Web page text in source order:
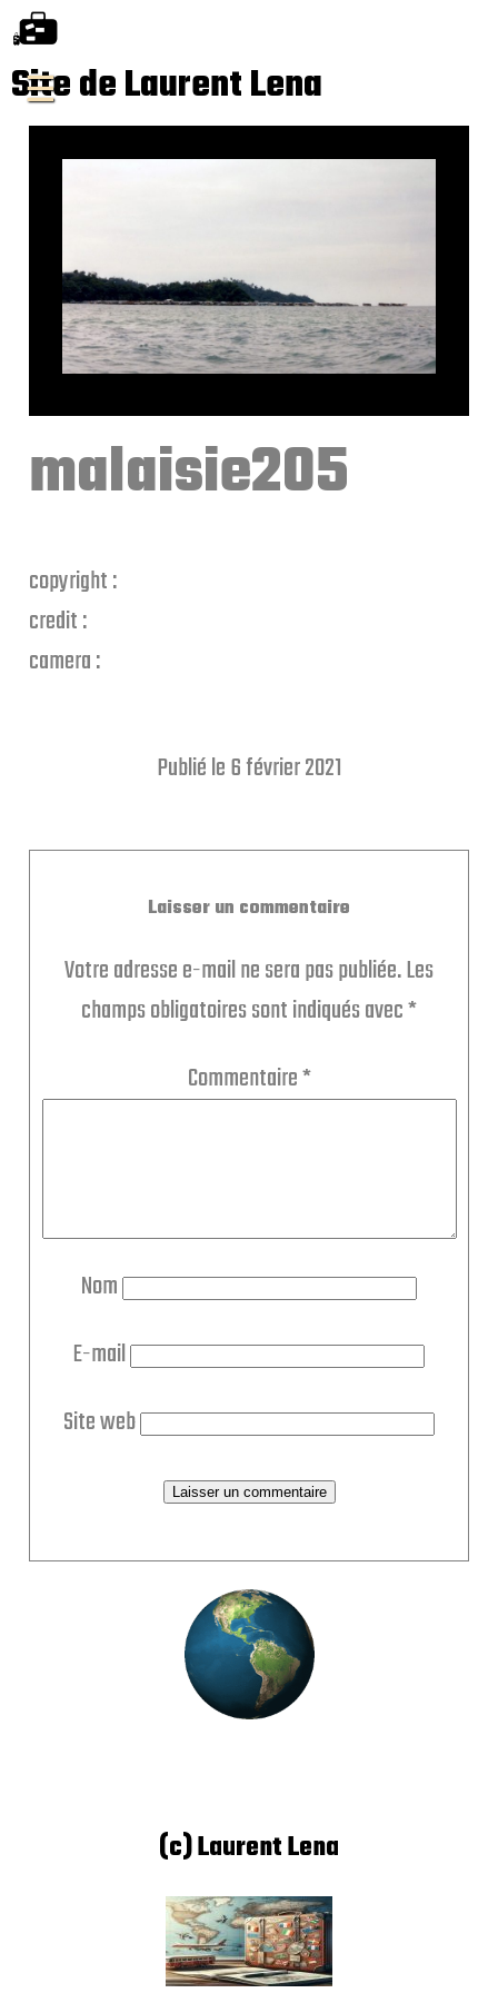
Site de Laurent Lena
malaisie205
copyright :
credit :
camera :
Publié le 6 février 2021
Laisser un commentaire
Votre adresse e-mail ne sera pas publiée.Les
champs obligatoires sont indiqués avec*
Commentaire*
Nom
E-mail
Site web
(c) Laurent Lena